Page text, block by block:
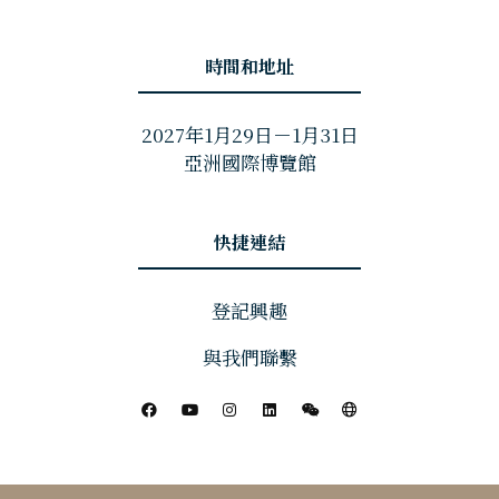
時間和地址
2027年1月29日－1月31日
亞洲國際博覽館
快捷連結
登記興趣
與我們聯繫